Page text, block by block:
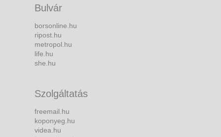
Bulvár
borsonline.hu
ripost.hu
metropol.hu
life.hu
she.hu
Szolgáltatás
freemail.hu
koponyeg.hu
videa.hu